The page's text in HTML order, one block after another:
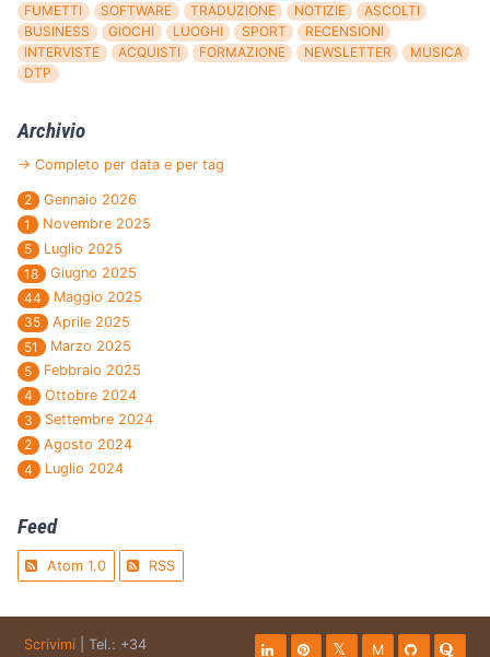
FUMETTI
SOFTWARE TRADUZIONE NOTIZIE
ASCOLTI
BUSINESS
GIOCHI LUOGHI SPORT
RECENSIONI
INTERVISTE
ACQUISTI FORMAZIONE NEWSLETTER
MUSICA
DTP
Archivio
→ Completo per data e per tag
2
Gennaio 2026
1
Novembre 2025
5
Luglio 2025
18
Giugno 2025
44
Maggio 2025
35
Aprile 2025
51
Marzo 2025
5
Febbraio 2025
4
Ottobre 2024
3
Settembre 2024
2
Agosto 2024
4
Luglio 2024
Feed
Atom 1.0 RSS
Scrivimi | Tel.: +34
M